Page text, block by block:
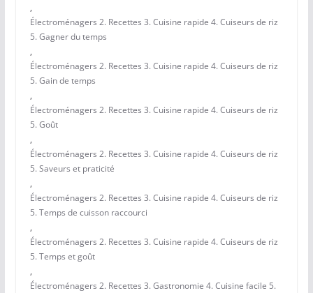
,
Électroménagers 2. Recettes 3. Cuisine rapide 4. Cuiseurs de riz
5. Gagner du temps
,
Électroménagers 2. Recettes 3. Cuisine rapide 4. Cuiseurs de riz
5. Gain de temps
,
Électroménagers 2. Recettes 3. Cuisine rapide 4. Cuiseurs de riz
5. Goût
,
Électroménagers 2. Recettes 3. Cuisine rapide 4. Cuiseurs de riz
5. Saveurs et praticité
,
Électroménagers 2. Recettes 3. Cuisine rapide 4. Cuiseurs de riz
5. Temps de cuisson raccourci
,
Électroménagers 2. Recettes 3. Cuisine rapide 4. Cuiseurs de riz
5. Temps et goût
,
Électroménagers 2. Recettes 3. Gastronomie 4. Cuisine facile 5.